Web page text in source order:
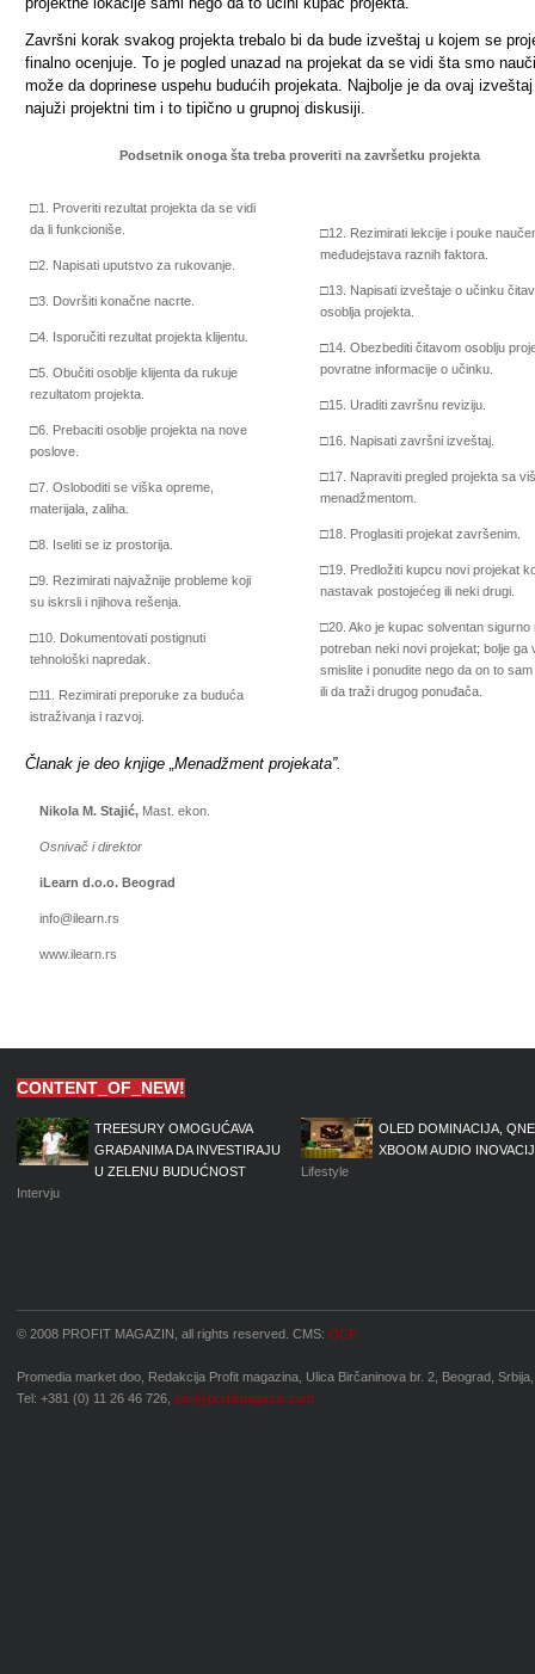
Završni korak svakog projekta trebalo bi da bude izveštaj u kojem se
finalno ocenjuje. To je pogled unazad na projekat da se vidi šta smo
može da doprinese uspehu budućih projekata. Najbolje je da ovaj
najuži projektni tim i to tipično u grupnoj diskusiji.
Podsetnik onoga šta treba proveriti na završetku projekta
□1. Proveriti rezultat projekta da se vidi
da li funkcioniše.
□2. Napisati uputstvo za rukovanje.
□3. Dovršiti konačne nacrte.
□4. Isporučiti rezultat projekta klijentu.
□5. Obučiti osoblje klijenta da rukuje
rezultatom projekta.
□6. Prebaciti osoblje projekta na nove
poslove.
□7. Osloboditi se viška opreme,
materijala, zaliha.
□8. Iseliti se iz prostorija.
□9. Rezimirati najvažnije probleme koji
su iskrsli i njihova rešenja.
□10. Dokumentovati postignuti
tehnološki napredak.
□11. Rezimirati preporuke za buduća
istraživanja i razvoj.
□12. Rezimirati lekcije i pouke
međudejstava raznih faktora.
□13. Napisati izveštaje o učinku
osoblja projekta.
□14. Obezbediti čitavom osoblju
povratne informacije o učinku.
□15. Uraditi završnu reviziju.
□16. Napisati završni izveštaj.
□17. Napraviti pregled projekta sa
menadžmentom.
□18. Proglasiti projekat završenim.
□19. Predložiti kupcu novi projekat
nastavak postojećeg ili neki drugi.
□20. Ako je kupac solventan sigurno
potreban neki novi projekat; bolje ga
smislite i ponudite nego da on to
ili da traži drugog ponuđača.
Članak je deo knjige „Menadžment projekata”.
Nikola M. Stajić, Mast. ekon.
Osnivač i direktor
iLearn d.o.o. Beograd
info@ilearn.rs
www.ilearn.rs
CONTENT_OF_NEW!
TREESURY OMOGUĆAVA
GRAĐANIMA DA INVESTIRAJU
U ZELENU BUDUĆNOST
Intervju
OLED DOMINACIJA,
XBOOM AUDIO
Lifestyle
© 2008 PROFIT MAGAZIN, all rights reserved. CMS: OCP
Promedia market doo, Redakcija Profit magazina, Ulica Birčaninova br. 2, Beograd, Srbija,
Tel: +381 (0) 11 26 46 726, info@profitmagazin.com